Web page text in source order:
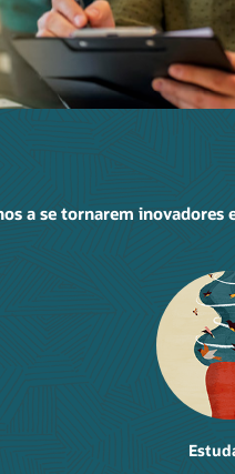
a se tornarem inovadores